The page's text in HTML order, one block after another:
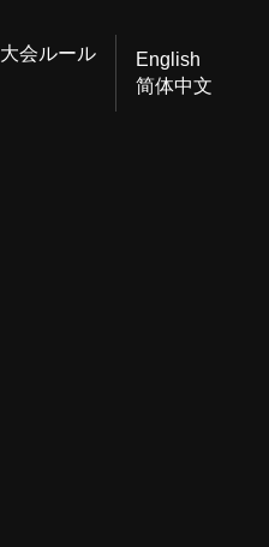
大会ルール
English
简体中文